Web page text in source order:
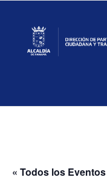
Participación
Ciudadana
« Todos los Eventos